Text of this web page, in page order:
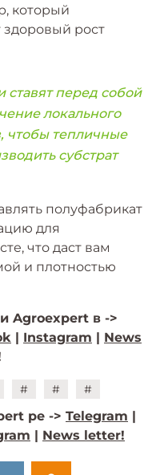
который
рост
ставят перед собой
локального
чтобы тепличные
субстрат
полуфабрикат
для
что даст вам
и плотностью
Agroexpert в ->
Instagram
News
# # #
pe -> Telegram
News letter!